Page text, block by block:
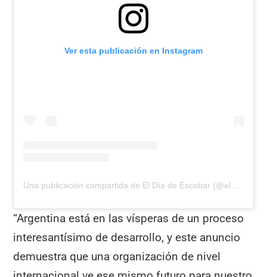
Ver esta publicación en Instagram
Una publicación compartida de El Día de Escobar (@eldiadeescobar)
“Argentina está en las vísperas de un proceso
interesantísimo de desarrollo, y este anuncio
demuestra que una organización de nivel